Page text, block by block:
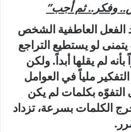
الفعل العاطفية الشخص
لو يستطيع التراجع
لم يقلها أبداً. ولكن
ملياً في العوامل
التفوّه بكلمات لم يكن
الكلمات بسرعة، تزداد